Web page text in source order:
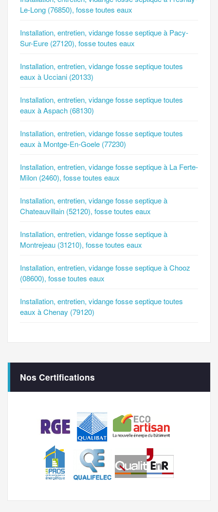
Le-Long (76850), fosse toutes eaux
Installation, entretien, vidange fosse septique à Pacy-
Sur-Eure (27120), fosse toutes eaux
Installation, entretien, vidange fosse septique toutes
eaux à Ucciani (20133)
Installation, entretien, vidange fosse septique toutes
eaux à Aspach (68130)
Installation, entretien, vidange fosse septique toutes
eaux à Montge-En-Goele (77230)
Installation, entretien, vidange fosse septique à La Ferte-
Milon (2460), fosse toutes eaux
Installation, entretien, vidange fosse septique à
Chateauvillain (52120), fosse toutes eaux
Installation, entretien, vidange fosse septique à
Montrejeau (31210), fosse toutes eaux
Installation, entretien, vidange fosse septique à Chooz
(08600), fosse toutes eaux
Installation, entretien, vidange fosse septique toutes
eaux à Chenay (79120)
Nos Certifications